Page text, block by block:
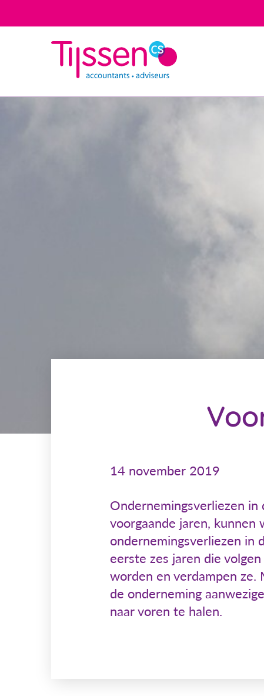
14 november 2019
Ondernemingsverliezen
voorgaande jaren, kunnen
ondernemingsverliezen in
eerste zes jaren die
worden en verdampen ze.
de onderneming
naar voren te halen.